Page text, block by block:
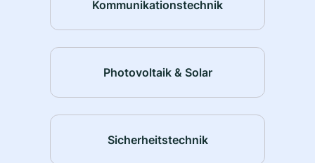
Kommunikationstechnik
Photovoltaik & Solar
Sicherheitstechnik